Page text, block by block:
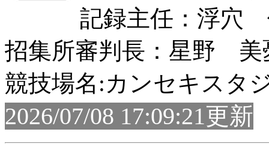
記録主任：浮穴
招集所審判長：星野 美
競技場名:カンセキスタ
2026/07/08 17:09:21更新